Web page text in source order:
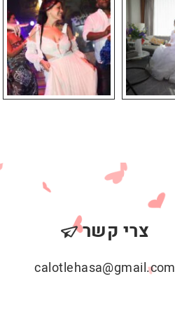
צרי קשר
calotlehasa@gmail.com